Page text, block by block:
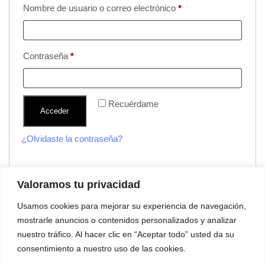
Valoramos tu privacidad
Usamos cookies para mejorar su experiencia de navegación,
mostrarle anuncios o contenidos personalizados y analizar
nuestro tráfico. Al hacer clic en “Aceptar todo” usted da su
consentimiento a nuestro uso de las cookies.
Nombre de usuario o correo electrónico *
Contraseña *
Recuérdame
Acceder
¿Olvidaste la contraseña?